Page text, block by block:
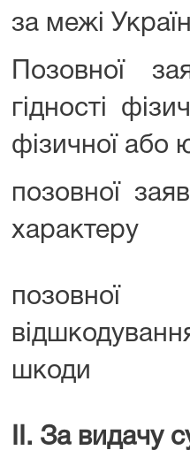
за межі
Позовної
гідності
фізичної або
позовної
характеру
шкоди
IІ. За видачу